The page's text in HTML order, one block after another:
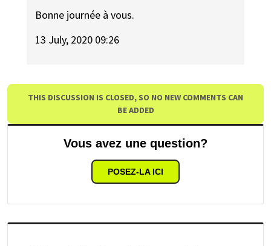
Bonne journée à vous.
13 July, 2020 09:26
THIS DISCUSSION IS CLOSED, SO NO NEW COMMENTS CAN
BE ADDED
Vous avez une question?
POSEZ-LA ICI